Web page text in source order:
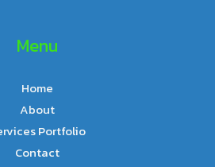
Menu
Home
About
Portfolio
Contact